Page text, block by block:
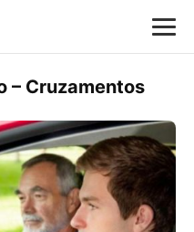
– Cruzamentos